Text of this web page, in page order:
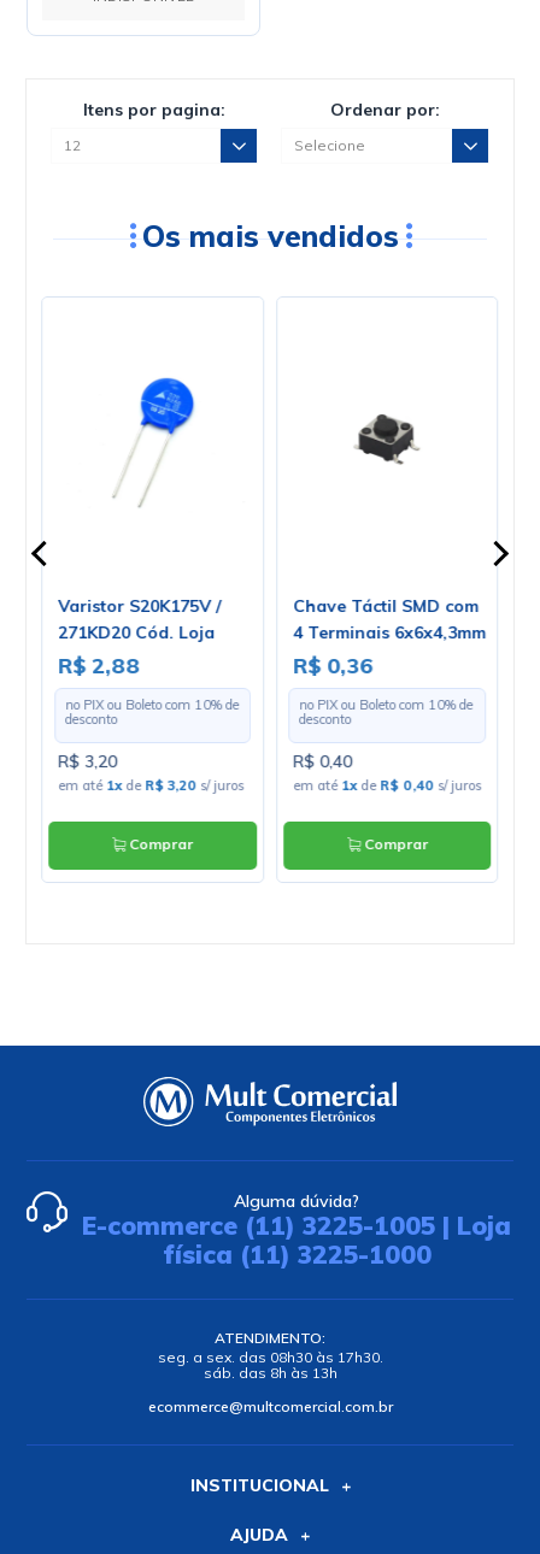
Itens por pagina: Ordenar por:
Os mais vendidos
Varistor S20K175V /
271KD20 Cód. Loja
4290
R$ 2,88
no PIX ou Boleto com 10% de
desconto
R$ 3,20
em até 1xde R$ 3,20 s/ juros
Comprar
Chave Táctil SMD com
4 Terminais 6x6x4,3mm
180º - KFC-A06
R$ 0,36
no PIX ou Boleto com 10% de
desconto
R$ 0,40
em até 1xde R$ 0,40 s/ juros
Comprar
Alguma dúvida?
E-commerce (11) 3225-1005 | Loja
física (11) 3225-1000
ATENDIMENTO:
seg. a sex. das 08h30 às 17h30.
sáb. das 8h às 13h
ecommerce@multcomercial.com.br
INSTITUCIONAL
AJUDA